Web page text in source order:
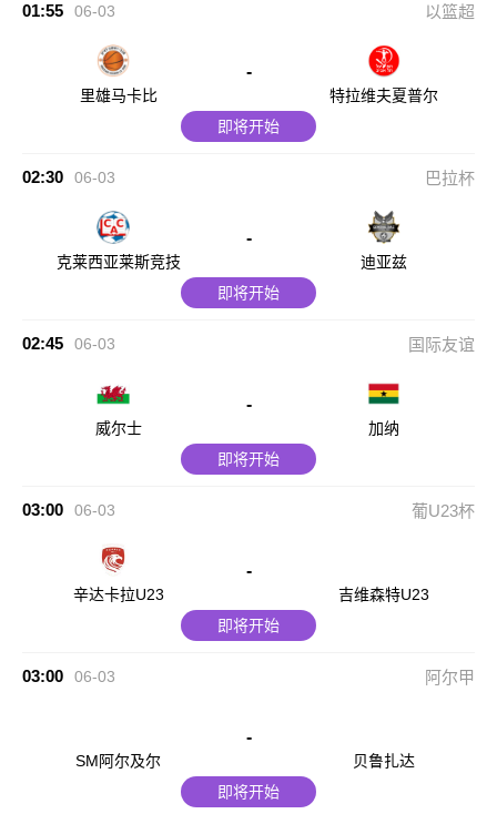
01:55 06-03 以篮超
里雄马卡比
-
特拉维夫夏普尔
即将开始
02:30 06-03 巴拉杯
克莱西亚莱斯竞技
-
迪亚兹
即将开始
02:45 06-03 国际友谊
威尔士
-
加纳
即将开始
03:00 06-03 葡U23杯
辛达卡拉U23
-
吉维森特U23
即将开始
03:00 06-03 阿尔甲
SM阿尔及尔
-
贝鲁扎达
即将开始